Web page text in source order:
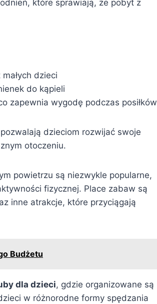
które sprawiają, że pobyt z
dzieci
do kąpieli
zapewnia wygodę podczas posiłków
dzieciom rozwijać swoje
otoczeniu.
powietrzu są niezwykle popularne,
fizycznej. Place zabaw są
inne atrakcje, które przyciągają
Budżetu
dla dzieci, gdzie organizowane są
w różnorodne formy spędzania